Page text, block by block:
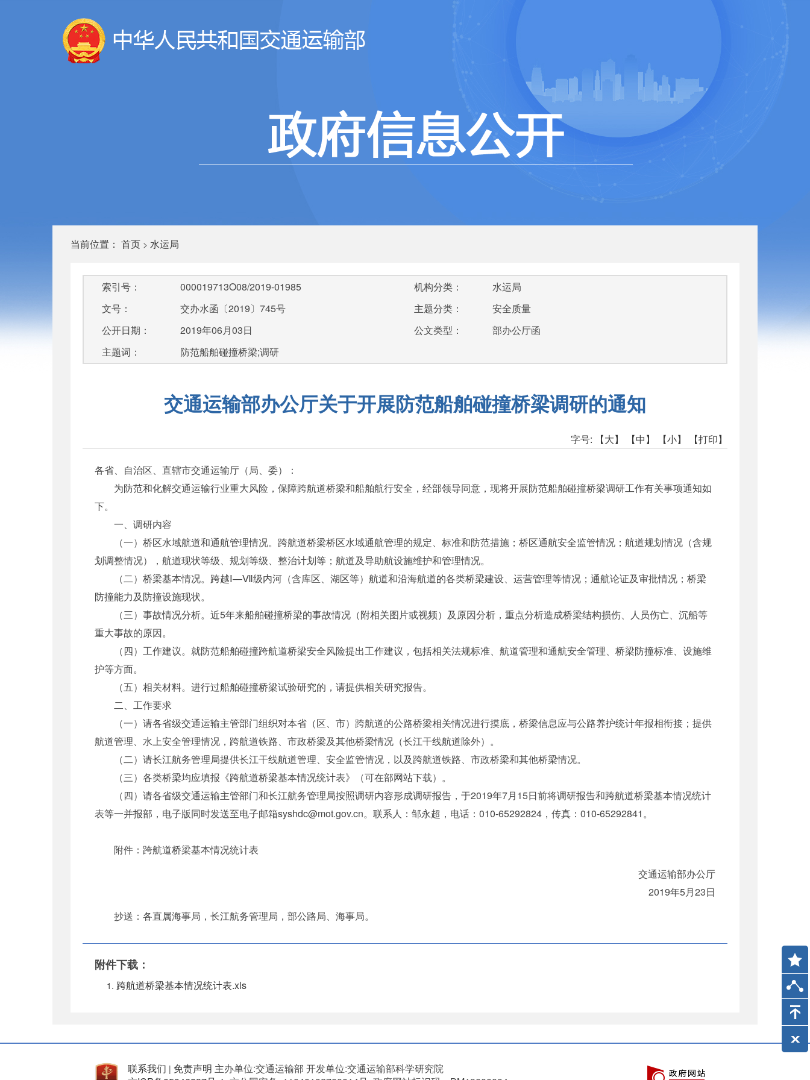
当前位置： 首页 > 水运局
索引号：
000019713O08/2019-01985
文号：
交办水函〔2019〕745号
公开日期：
2019年06月03日
主题词：
防范船舶碰撞桥梁;调研
机构分类：
水运局
主题分类：
安全质量
公文类型：
部办公厅函
交通运输部办公厅关于开展防范船舶碰撞桥梁调研的通知
字号: 【大】 【中】 【小】 【打印】
各省、自治区、直辖市交通运输厅（局、委）：
为防范和化解交通运输行业重大风险，保障跨航道桥梁和船舶航行安全，经部领导同意，现将开展防范船舶碰撞桥梁调研工作有关事项通知如
下。
一、调研内容
（一）桥区水域航道和通航管理情况。跨航道桥梁桥区水域通航管理的规定、标准和防范措施；桥区通航安全监管情况；航道规划情况（含规
划调整情况），航道现状等级、规划等级、整治计划等；航道及导助航设施维护和管理情况。
（二）桥梁基本情况。跨越Ⅰ—Ⅶ级内河（含库区、湖区等）航道和沿海航道的各类桥梁建设、运营管理等情况；通航论证及审批情况；桥梁
防撞能力及防撞设施现状。
（三）事故情况分析。近5年来船舶碰撞桥梁的事故情况（附相关图片或视频）及原因分析，重点分析造成桥梁结构损伤、人员伤亡、沉船等
重大事故的原因。
（四）工作建议。就防范船舶碰撞跨航道桥梁安全风险提出工作建议，包括相关法规标准、航道管理和通航安全管理、桥梁防撞标准、设施维
护等方面。
（五）相关材料。进行过船舶碰撞桥梁试验研究的，请提供相关研究报告。
二、工作要求
（一）请各省级交通运输主管部门组织对本省（区、市）跨航道的公路桥梁相关情况进行摸底，桥梁信息应与公路养护统计年报相衔接；提供
航道管理、水上安全管理情况，跨航道铁路、市政桥梁及其他桥梁情况（长江干线航道除外）。
（二）请长江航务管理局提供长江干线航道管理、安全监管情况，以及跨航道铁路、市政桥梁和其他桥梁情况。
（三）各类桥梁均应填报《跨航道桥梁基本情况统计表》（可在部网站下载）。
（四）请各省级交通运输主管部门和长江航务管理局按照调研内容形成调研报告，于2019年7月15日前将调研报告和跨航道桥梁基本情况统计
表等一并报部，电子版同时发送至电子邮箱syshdc@mot.gov.cn。联系人：邹永超，电话：010-65292824，传真：010-65292841。
附件：跨航道桥梁基本情况统计表
交通运输部办公厅
2019年5月23日
抄送：各直属海事局，长江航务管理局，部公路局、海事局。
附件下载：
跨航道桥梁基本情况统计表.xls
联系我们 | 免责声明 主办单位:交通运输部 开发单位:交通运输部科学研究院